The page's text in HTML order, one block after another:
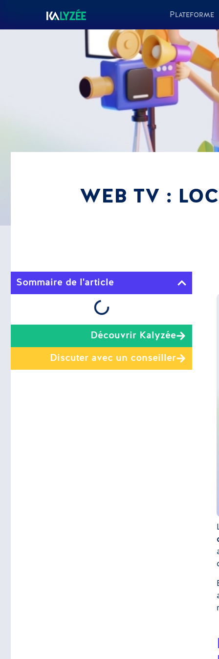
Plateforme
WEB TV :
Sommaire de l'article
Découvrir Kalyzée
Discuter avec un conseiller